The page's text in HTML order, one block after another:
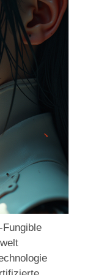
Fungible